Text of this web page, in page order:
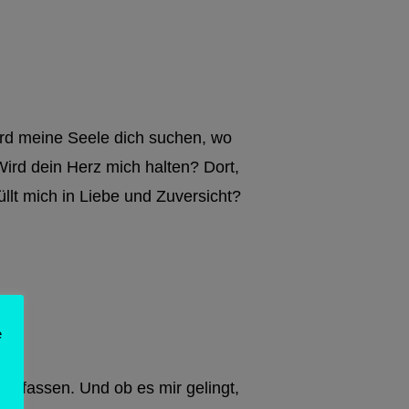
meine Seele dich suchen, wo
dein Herz mich halten? Dort,
mich in Liebe und Zuversicht?
fassen. Und ob es mir gelingt,